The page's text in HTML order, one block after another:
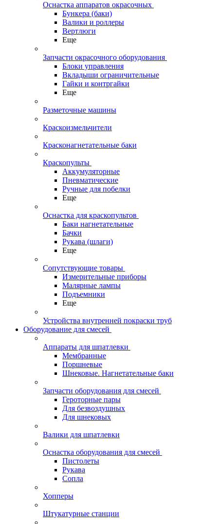
Оснастка аппаратов окрасочных
Бункера (баки)
Валики и роллеры
Вертлюги
Еще
Запчасти окрасочного оборудования
Блоки управления
Вкладыши ограничительные
Гайки и контргайки
Еще
Разметочные машины
Краскоизмельчители
Красконагнетательные баки
Краскопульты
Аккумуляторные
Пневматические
Ручные для побелки
Еще
Оснастка для краскопультов
Баки нагнетательные
Бачки
Рукава (шлаги)
Еще
Сопутствующие товары
Измерительные приборы
Малярные лампы
Подъемники
Еще
Устройства внутренней покраски труб
Оборудование для смесей
Аппараты для шпатлевки
Мембранные
Поршневые
Шнековые. Нагнетательные баки
Запчасти оборудования для смесей
Героторные пары
Для безвоздушных
Для шнековых
Валики для шпатлевки
Оснастка оборудования для смесей
Пистолеты
Рукава
Сопла
Хопперы
Штукатурные станции